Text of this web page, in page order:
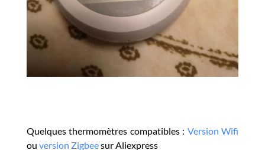
Quelques thermomètres compatibles : Version Wifi
ou version Zigbeesur Aliexpress